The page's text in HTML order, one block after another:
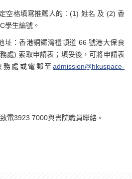
空格填寫推薦人的︰(1) 姓名 及 (2) 香
學生編號。
址：香港銅鑼灣禮頓道 66 號港大保良
處) 索取申請表；填妥後，可將申請表
處或電郵至 admission@hkuspace-
電3923 7000與書院職員聯絡。